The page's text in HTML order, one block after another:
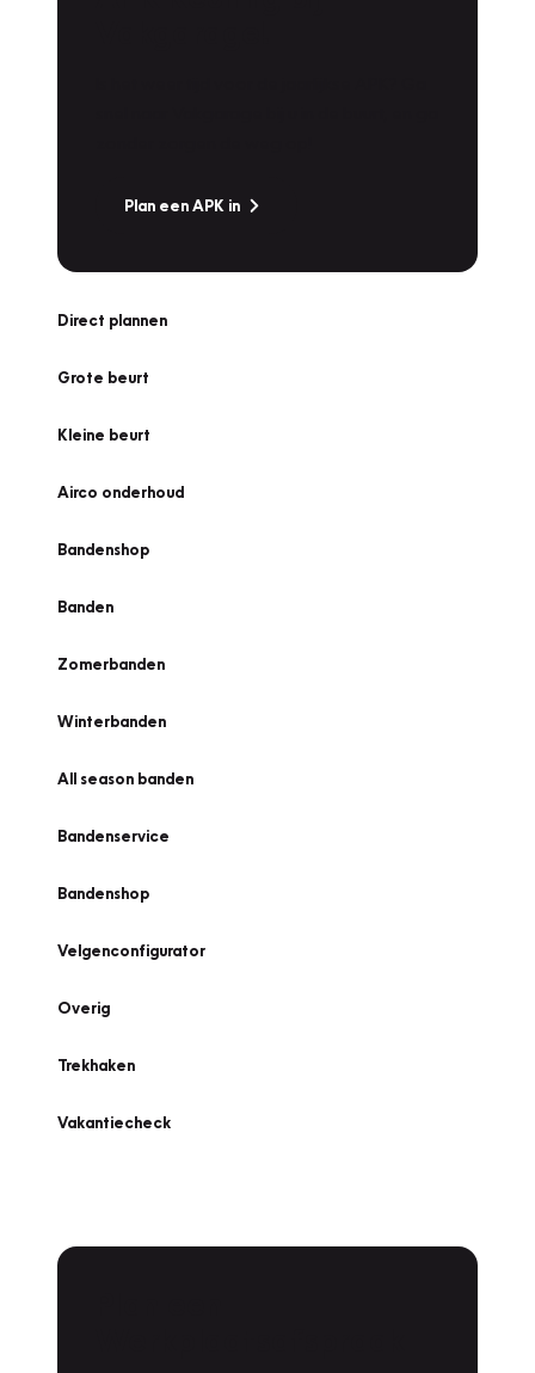
Plan een APK in
Direct plannen
Grote beurt
Kleine beurt
Airco onderhoud
Bandenshop
Banden
Zomerbanden
Winterbanden
All season banden
Bandenservice
Bandenshop
Velgenconfigurator
Overig
Trekhaken
Vakantiecheck